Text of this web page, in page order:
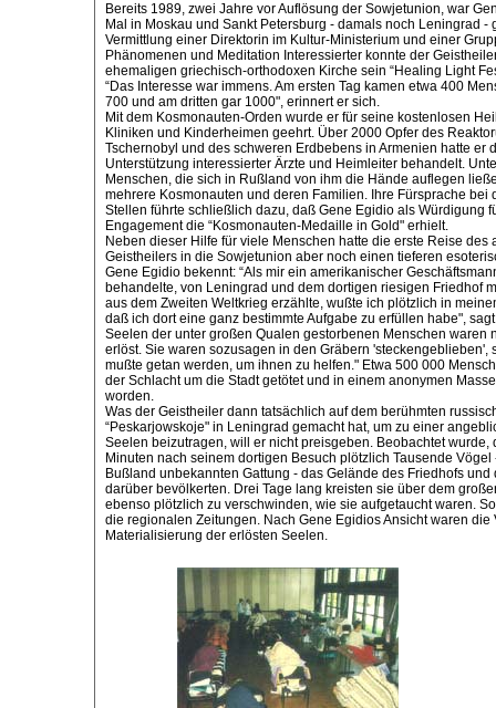
Bereits 1989, zwei Jahre vor Auflösung der Sowjetunion, war
Mal in Moskau und Sankt Petersburg - damals noch Leningrad -
Vermittlung einer Direktorin im Kultur-Ministerium und einer
Phänomenen und Meditation Interessierter konnte der
ehemaligen griechisch-orthodoxen Kirche sein “Healing Light
“Das Interesse war immens. Am ersten Tag kamen etwa 400
700 und am dritten gar 1000", erinnert er sich.
Mit dem Kosmonauten-Orden wurde er für seine kostenlosen
Kliniken und Kinderheimen geehrt. Über 2000 Opfer des
Tschernobyl und des schweren Erdbebens in Armenien hatte er
Unterstützung interessierter Ärzte und Heimleiter behandelt.
Menschen, die sich in Rußland von ihm die Hände auflegen
mehrere Kosmonauten und deren Familien. Ihre Fürsprache bei
Stellen führte schließlich dazu, daß Gene Egidio als Würdigung
Engagement die “Kosmonauten-Medaille in Gold" erhielt.
Neben dieser Hilfe für viele Menschen hatte die erste Reise des
Geistheilers in die Sowjetunion aber noch einen tieferen
Gene Egidio bekennt: “Als mir ein amerikanischer
behandelte, von Leningrad und dem dortigen riesigen Friedhof
aus dem Zweiten Weltkrieg erzählte, wußte ich plötzlich in
daß ich dort eine ganz bestimmte Aufgabe zu erfüllen habe",
Seelen der unter großen Qualen gestorbenen Menschen waren
erlöst. Sie waren sozusagen in den Gräbern 'steckengeblieben',
mußte getan werden, um ihnen zu helfen." Etwa 500 000
der Schlacht um die Stadt getötet und in einem anonymen
worden.
Was der Geistheiler dann tatsächlich auf dem berühmten
“Peskarjowskoje" in Leningrad gemacht hat, um zu einer
Seelen beizutragen, will er nicht preisgeben. Beobachtet wurde,
Minuten nach seinem dortigen Besuch plötzlich Tausende
Bußland unbekannten Gattung - das Gelände des Friedhofs und
darüber bevölkerten. Drei Tage lang kreisten sie über dem
ebenso plötzlich zu verschwinden, wie sie aufgetaucht waren.
die regionalen Zeitungen. Nach Gene Egidios Ansicht waren die
Materialisierung der erlösten Seelen.